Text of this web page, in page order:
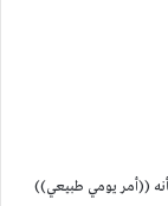
((أمر يومي طبيعي))